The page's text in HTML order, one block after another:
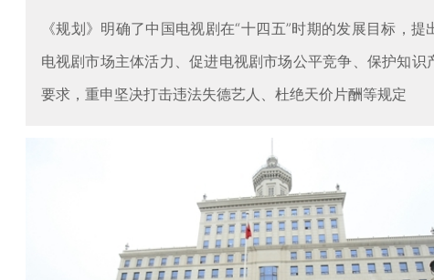
《规划》明确了中国电视剧在“十四五”时期的发展目标，提
电视剧市场主体活力、促进电视剧市场公平竞争、保护知识
要求，重申坚决打击违法失德艺人、杜绝天价片酬等规定